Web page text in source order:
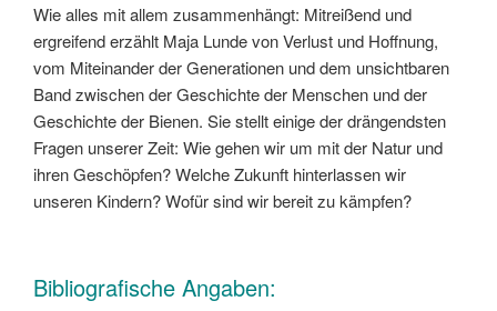
Wie alles mit allem zusammenhängt: Mitreißend und
ergreifend erzählt Maja Lunde von Verlust und Hoffnung,
vom Miteinander der Generationen und dem unsichtbaren
Band zwischen der Geschichte der Menschen und der
Geschichte der Bienen. Sie stellt einige der drängendsten
Fragen unserer Zeit: Wie gehen wir um mit der Natur und
ihren Geschöpfen? Welche Zukunft hinterlassen wir
unseren Kindern? Wofür sind wir bereit zu kämpfen?
Bibliografische Angaben: